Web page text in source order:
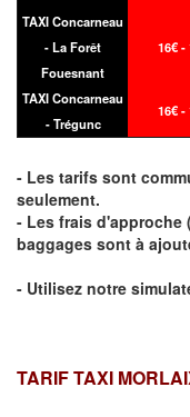
TAXI Concarneau
- La Forêt
Fouesnant
16€ -
TAXI Concarneau
- Trégunc
16€ -
- Les tarifs sont
seulement.
- Les frais d'approche
baggages sont à
- Utilisez notre
TARIF TAXI